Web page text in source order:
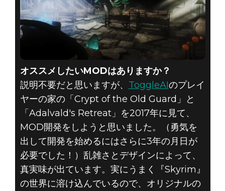
オススメしたいMODはありますか？
説明不要だと思いますが、 ToggleAIのプレイ
ヤーの家の「Crypt of the Old Guard」と
「Adalvald's Retreat」を2017年に見て、
MOD開発をしようと思いました。（勇気を
出して開発を始めるにはさらに3年の月日が
必要でした！）乱雑さとデザインによって、
真実味が出ています。実にうまく『Skyrim』
の世界に溶け込んでいるので、オリジナルの